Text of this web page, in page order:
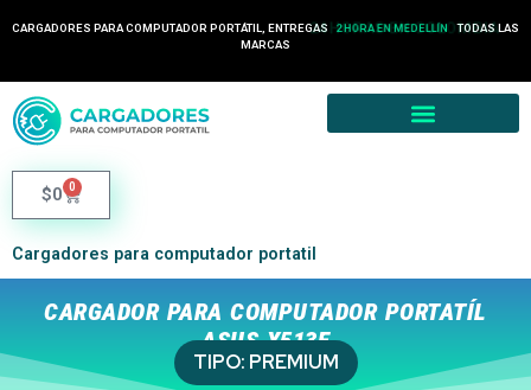
CARGADORES PARA COMPUTADOR PORTÁTIL, ENTREGAS 2 HORA EN MEDELLÍN
24 HORAS EN COLOMBIATODAS LAS
MARCAS
$0 0
Cargadores para computador portatil
CARGADOR PARA COMPUTADOR PORTATÍL
ASUS X513E
TIPO: PREMIUM